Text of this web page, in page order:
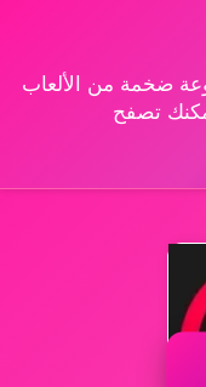
ضخمة من الألعاب
تصفح